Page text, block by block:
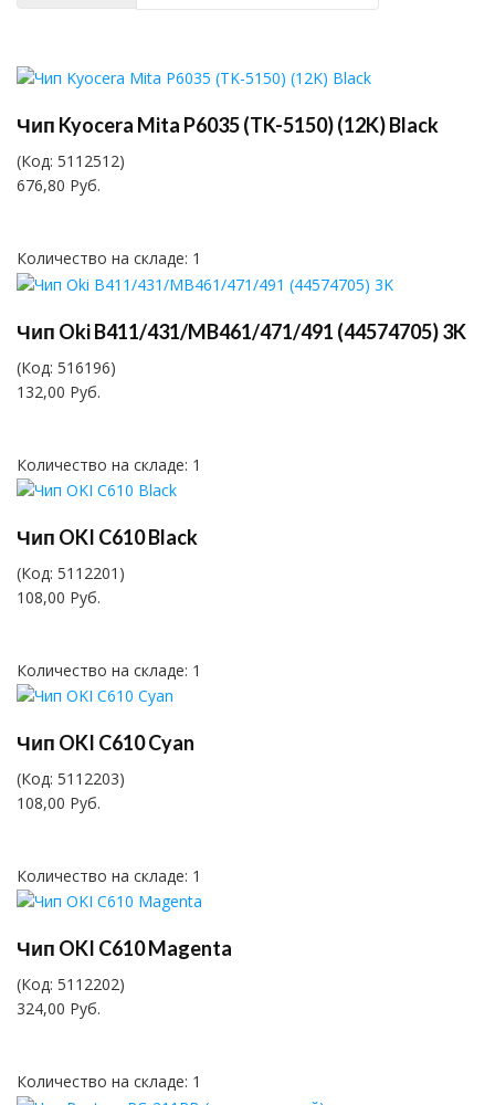
Чип Kyocera Mita P6035 (TK-5150) (12K) Black
(Код: 5112512)
676,80 Руб.
Количество на складе: 1
Чип Oki B411/431/MB461/471/491 (44574705) 3K
(Код: 516196)
132,00 Руб.
Количество на складе: 1
Чип OKI C610 Black
(Код: 5112201 )
108,00 Руб.
Количество на складе: 1
Чип OKI C610 Cyan
(Код: 5112203)
108,00 Руб.
Количество на складе: 1
Чип OKI C610 Magenta
(Код: 5112202)
324,00 Руб.
Количество на складе: 1